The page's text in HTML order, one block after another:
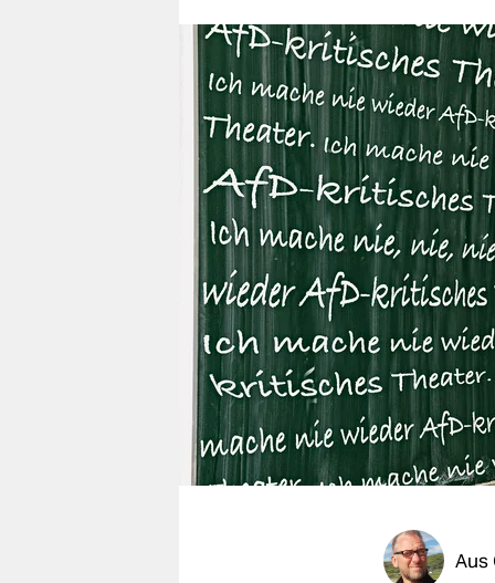
berlin
nord
wahrheit
verlag
verlag
veranstaltungen
shop
fragen & hilfe
unterstützen
abo
genossenschaft
Aus